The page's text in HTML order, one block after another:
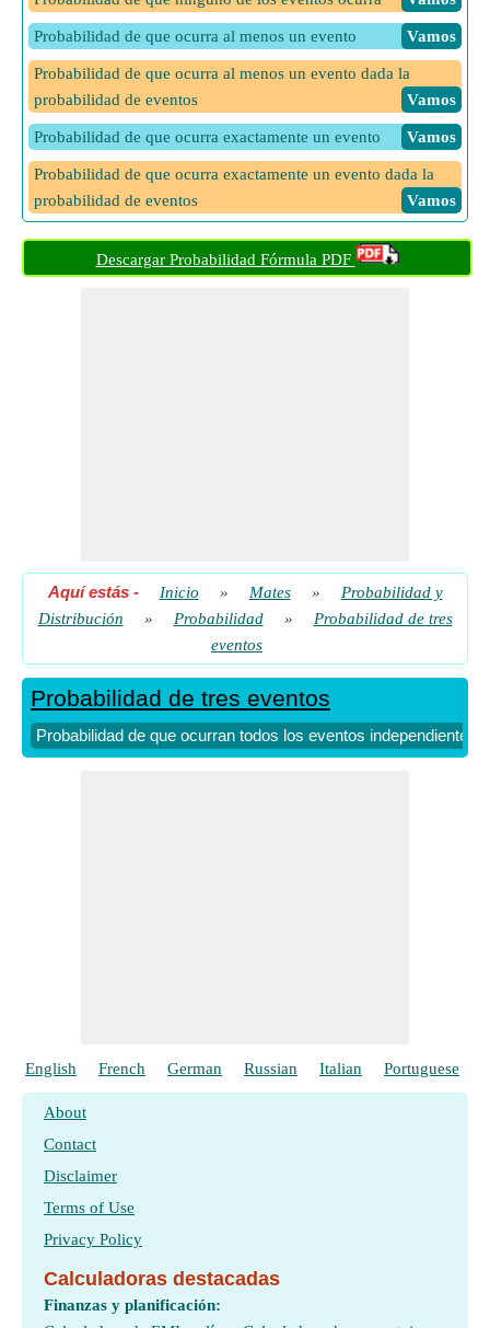
Probabilidad de que ocurra al menos un evento ​ Vamos
Probabilidad de que ocurra al menos un evento dada la
probabilidad de eventos
​ Vamos
Probabilidad de que ocurra exactamente un evento ​ Vamos
Probabilidad de que ocurra exactamente un evento dada la
probabilidad de eventos
​ Vamos
Probabilidad de que ocurran al menos dos eventos ​ Vamos
Probabilidad de que ocurran al menos dos eventos dada la
Descargar Probabilidad Fórmula PDF
Aquí estás- Inicio » Mates »
Probabilidad y
Distribución
» Probabilidad »
Probabilidad de tres
eventos
Probabilidad de tres eventos
Probabilidad de que ocurran todos los eventos independientes
English French German Russian Italian Portuguese
About
Contact
Disclaimer
Terms of Use
Privacy Policy
Calculadoras destacadas
Finanzas y planificación: